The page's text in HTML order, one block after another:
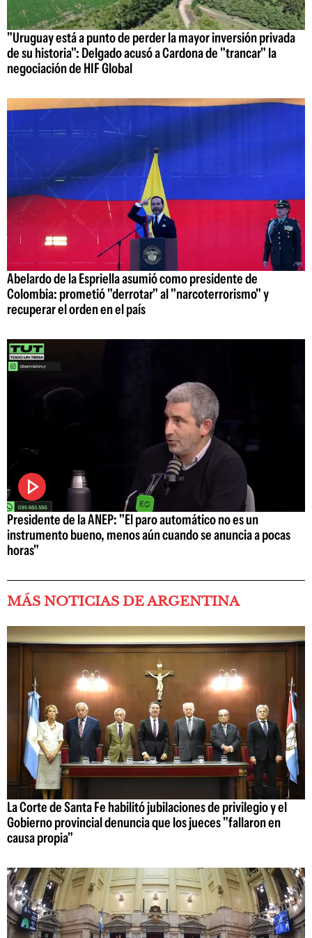
"Uruguay está a punto de perder la mayor inversión privada
de su historia": Delgado acusó a Cardona de "trancar" la
negociación de HIF Global
Abelardo de la Espriella asumió como presidente de
Colombia: prometió "derrotar" al "narcoterrorismo" y
recuperar el orden en el país
Presidente de la ANEP: "El paro automático no es un
instrumento bueno, menos aún cuando se anuncia a pocas
horas"
MÁS NOTICIAS DE ARGENTINA
La Corte de Santa Fe habilitó jubilaciones de privilegio y el
Gobierno provincial denuncia que los jueces "fallaron en
causa propia"